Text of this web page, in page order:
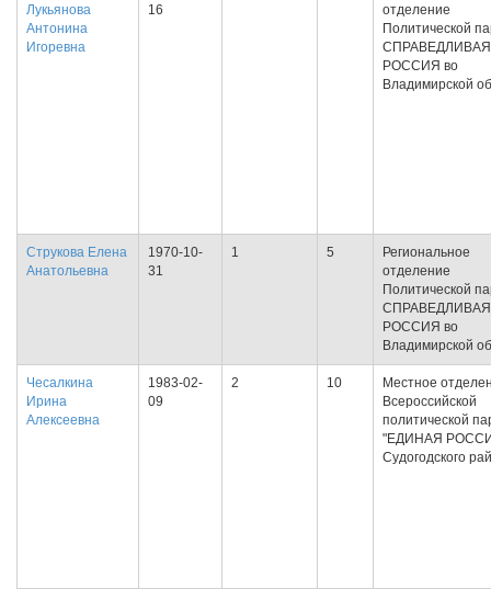
Лукьянова
Антонина
Игоревна
16
отделение
Политической
СПРАВЕДЛИВАЯ
РОССИЯ во
Владимирской
Струкова Елена
Анатольевна
1970-10-
31
1 5
Региональное
отделение
Политической
СПРАВЕДЛИВАЯ
РОССИЯ во
Владимирской
Чесалкина
Ирина
Алексеевна
1983-02-
09
2 10
Местное
Всероссийской
политической
"ЕДИНАЯ
Судогодского